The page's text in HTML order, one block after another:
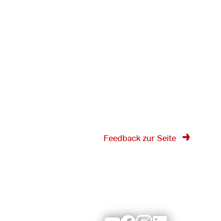
Feedback zur Seite